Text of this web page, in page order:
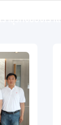
าธุรกิจของเรา